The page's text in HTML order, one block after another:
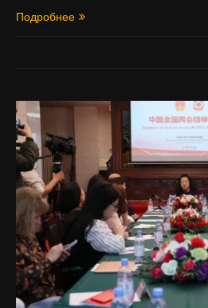
Подробнее